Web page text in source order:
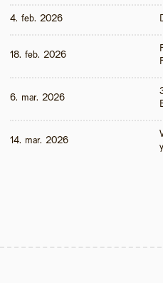
4. feb. 2026
18. feb. 2026
6. mar. 2026
14. mar. 2026